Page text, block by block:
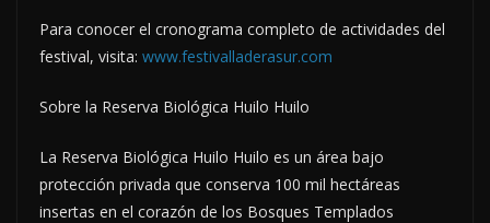
Para conocer el cronograma completo de actividades del
festival, visita: www.festivalladerasur.com
Sobre la Reserva Biológica Huilo Huilo
La Reserva Biológica Huilo Huilo es un área bajo
protección privada que conserva 100 mil hectáreas
insertas en el corazón de los Bosques Templados